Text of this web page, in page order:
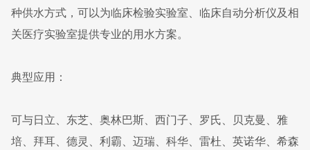
种供水方式，可以为临床检验实验室、临床自动分析仪及相
关医疗实验室提供专业的用水方案。
典型应用：
可与日立、东芝、奥林巴斯、西门子、罗氏、贝克曼、雅
培、拜耳、德灵、利霸、迈瑞、科华、雷杜、英诺华、希森